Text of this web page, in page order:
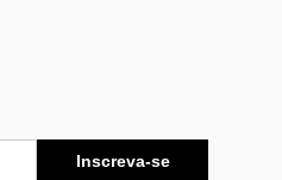
Inscreva-se